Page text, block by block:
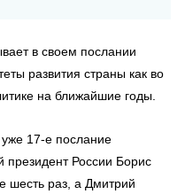
в своем послании
развития страны как во
на ближайшие годы.
17-е послание
России Борис
шесть раз, а Дмитрий